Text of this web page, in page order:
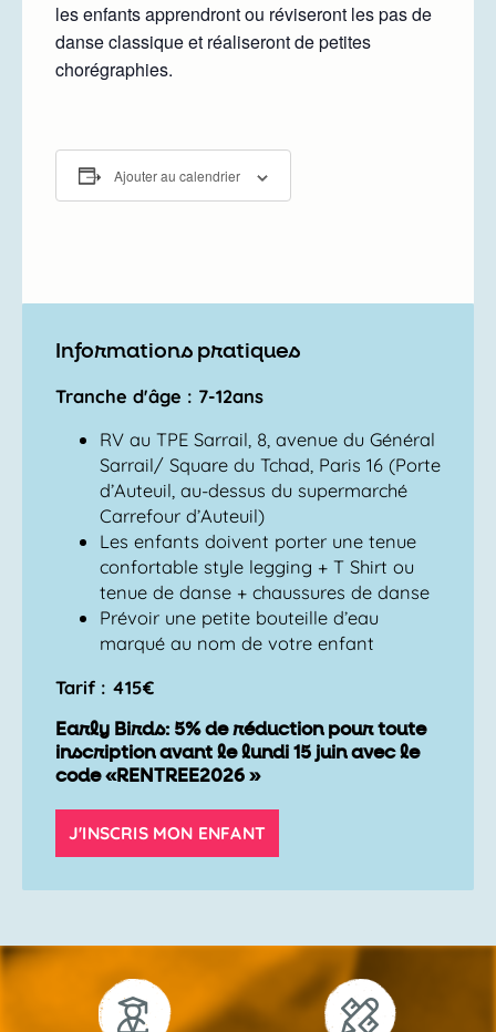
les enfants apprendront ou réviseront les pas de
danse classique et réaliseront de petites
chorégraphies.
Ajouter au calendrier
Informations pratiques
Tranche d'âge : 7-12ans
RV au TPE Sarrail, 8, avenue du Général
Sarrail/ Square du Tchad, Paris 16 (Porte
d’Auteuil, au-dessus du supermarché
Carrefour d’Auteuil)
Les enfants doivent porter une tenue
confortable style legging + T Shirt ou
tenue de danse + chaussures de danse
Prévoir une petite bouteille d’eau
marqué au nom de votre enfant
Tarif : 415€
Early Birds: 5% de réduction pour toute
inscription avant le lundi 15 juin avec le
code «RENTREE2026 »
J'INSCRIS MON ENFANT